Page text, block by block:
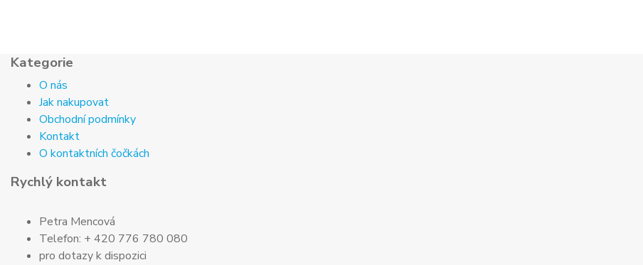
Kategorie
O nás
Jak nakupovat
Obchodní podmínky
Kontakt
O kontaktních čočkách
Rychlý kontakt
Petra Mencová
Telefon: + 420 776 780 080
pro dotazy k dispozici